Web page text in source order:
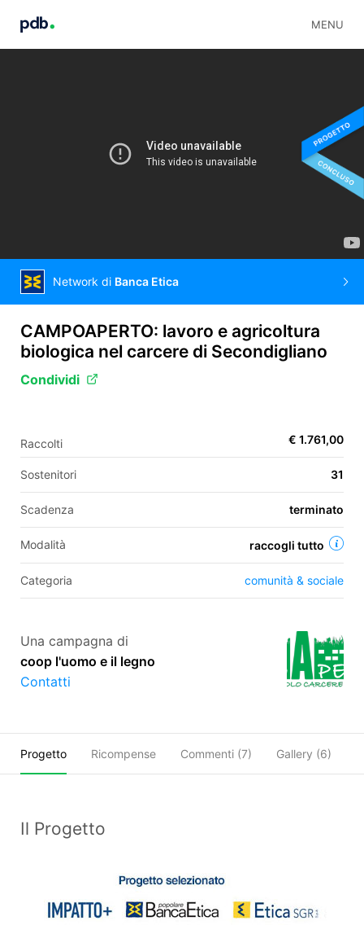
MENU
FR
Network di Banca Etica
CAMPOAPERTO: lavoro e agricoltura
biologica nel carcere di Secondigliano
Condividi
Raccolti € 1.761,00
Sostenitori 31
Scadenza terminato
Modalità raccogli tutto
Categoria comunità & sociale
Una campagna di
coop l'uomo e il legno
Contatti
Progetto Ricompense Commenti (7) Gallery (6)
Il Progetto